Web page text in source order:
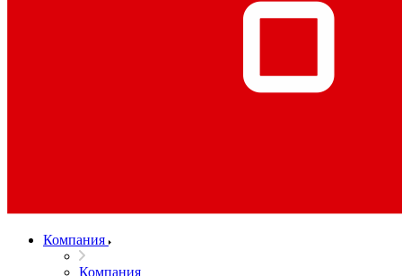
Компания
Компания